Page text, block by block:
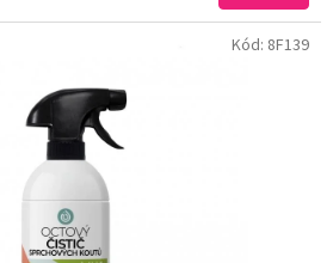
Kód: 8F139